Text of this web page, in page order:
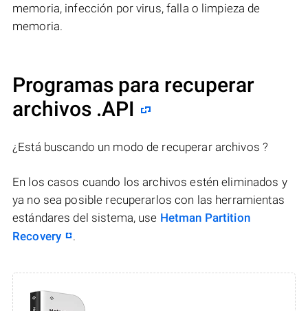
memoria, infección por virus, falla o limpieza de
memoria.
Programas para recuperar
archivos .API
¿Está buscando un modo de recuperar archivos ?
En los casos cuando los archivos estén eliminados y
ya no sea posible recuperarlos con las herramientas
estándares del sistema, use Hetman Partition
Recovery
.